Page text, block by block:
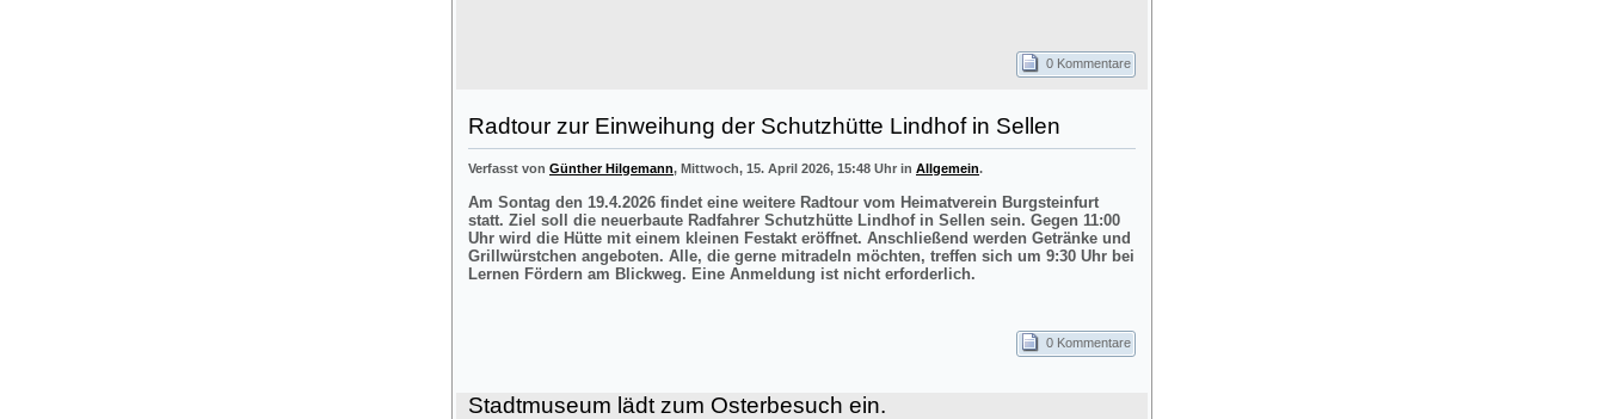
0 Kommentare
Radtour zur Einweihung der Schutzhütte Lindhof in Sellen
Verfasst von Günther Hilgemann, Mittwoch, 15. April 2026, 15:48 Uhr in Allgemein.
Am Sontag den 19.4.2026 findet eine weitere Radtour vom Heimatverein Burgsteinfurt
statt. Ziel soll die neuerbaute Radfahrer Schutzhütte Lindhof in Sellen sein. Gegen 11:00
Uhr wird die Hütte mit einem kleinen Festakt eröffnet. Anschließend werden Getränke und
Grillwürstchen angeboten. Alle, die gerne mitradeln möchten, treffen sich um 9:30 Uhr bei
Lernen Fördern am Blickweg. Eine Anmeldung ist nicht erforderlich.
0 Kommentare
Stadtmuseum lädt zum Osterbesuch ein.